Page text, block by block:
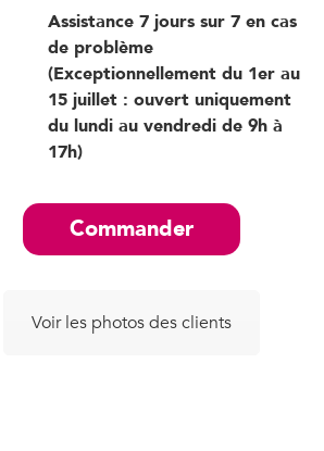
Assistance 7 jours sur 7 en cas
de problème
(Exceptionnellement du 1er au
15 juillet : ouvert uniquement
du lundi au vendredi de 9h à
17h)
Commander
Voir les photos des clients